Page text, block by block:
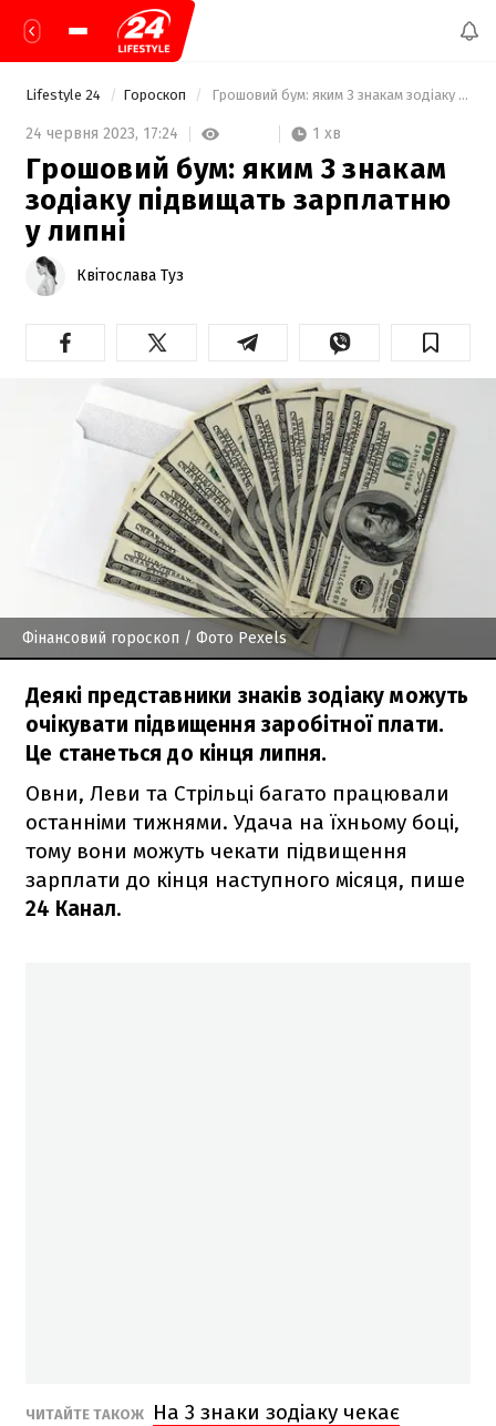
Lifestyle 24 Гороскоп Грошовий бум: яким 3 знакам зодіаку підвищать зарплатню у липні
24 червня 2023, 17:24 1 хв
Грошовий бум: яким 3 знакам
зодіаку підвищать зарплатню
у липні
Квітослава Туз
Фінансовий гороскоп / Фото Pexels
Деякі представники знаків зодіаку можуть
очікувати підвищення заробітної плати.
Це станеться до кінця липня.
Овни, Леви та Стрільці багато працювали
останніми тижнями. Удача на їхньому боці,
тому вони можуть чекати підвищення
зарплати до кінця наступного місяця, пише
24 Канал.
ЧИТАЙТЕ ТАКОЖ
На 3 знаки зодіаку чекає